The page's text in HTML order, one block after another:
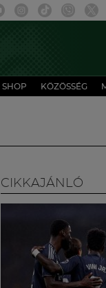
SHOP KÖZÖSSÉG
CIKKAJÁNLÓ